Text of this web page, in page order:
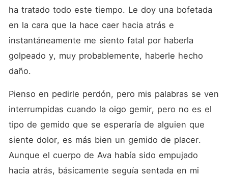
ha tratado todo este tiempo. Le doy una bofetada
en la cara que la hace caer hacia atrás e
instantáneamente me siento fatal por haberla
golpeado y, muy probablemente, haberle hecho
daño.
Pienso en pedirle perdón, pero mis palabras se ven
interrumpidas cuando la oigo gemir, pero no es el
tipo de gemido que se esperaría de alguien que
siente dolor, es más bien un gemido de placer.
Aunque el cuerpo de Ava había sido empujado
hacia atrás, básicamente seguía sentada en mi